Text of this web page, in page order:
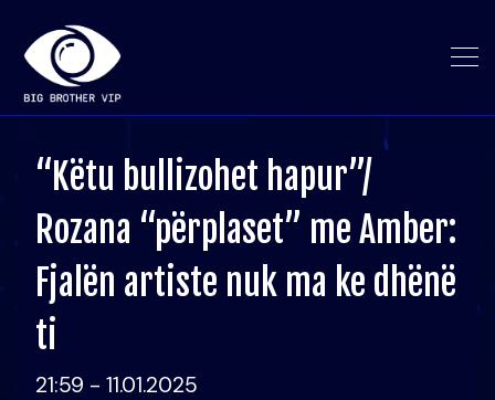
“Këtu bullizohet hapur”/
Rozana “përplaset” me Amber:
Fjalën artiste nuk ma ke dhënë
ti
21:59 - 11.01.2025